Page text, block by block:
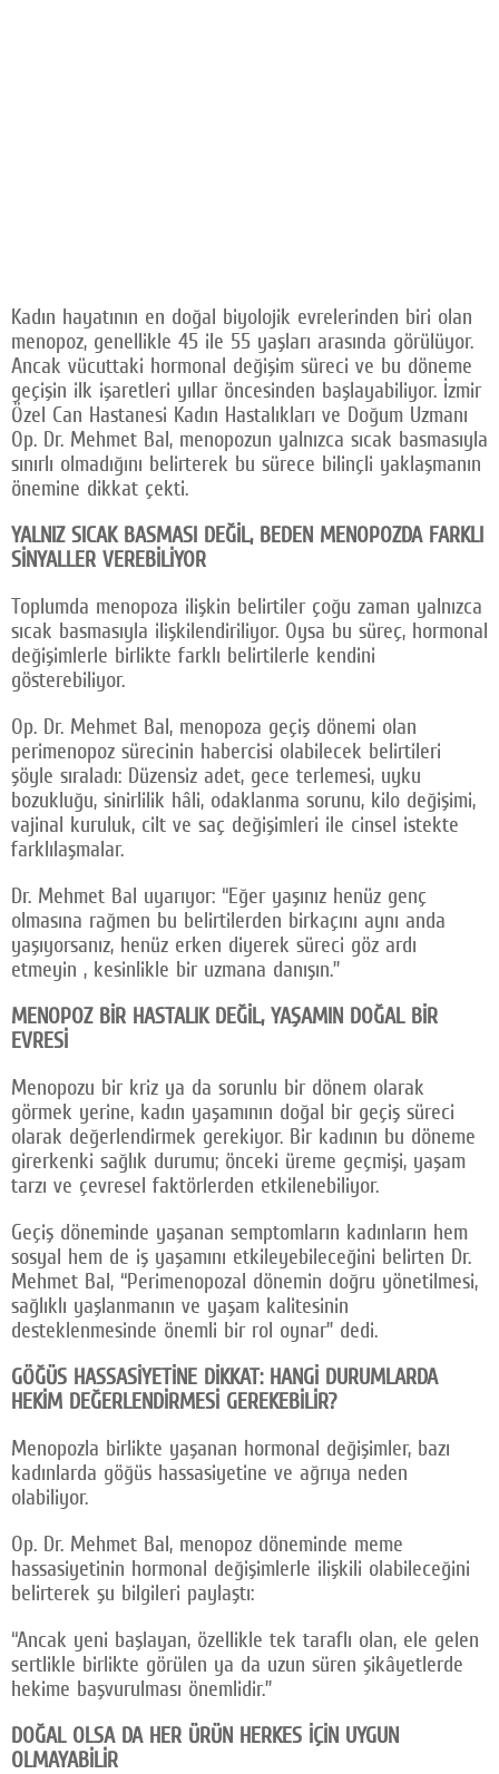
Kadın hayatının en doğal biyolojik evrelerinden biri olan
menopoz, genellikle 45 ile 55 yaşları arasında görülüyor.
Ancak vücuttaki hormonal değişim süreci ve bu döneme
geçişin ilk işaretleri yıllar öncesinden başlayabiliyor. İzmir
Özel Can Hastanesi Kadın Hastalıkları ve Doğum Uzmanı
Op. Dr. Mehmet Bal, menopozun yalnızca sıcak basmasıyla
sınırlı olmadığını belirterek bu sürece bilinçli yaklaşmanın
önemine dikkat çekti.
YALNIZ SICAK BASMASI DEĞİL, BEDEN MENOPOZDA FARKLI
SİNYALLER VEREBİLİYOR
Toplumda menopoza ilişkin belirtiler çoğu zaman yalnızca
sıcak basmasıyla ilişkilendiriliyor. Oysa bu süreç, hormonal
değişimlerle birlikte farklı belirtilerle kendini
gösterebiliyor.
Op. Dr. Mehmet Bal, menopoza geçiş dönemi olan
perimenopoz sürecinin habercisi olabilecek belirtileri
şöyle sıraladı: Düzensiz adet, gece terlemesi, uyku
bozukluğu, sinirlilik hâli, odaklanma sorunu, kilo değişimi,
vajinal kuruluk, cilt ve saç değişimleri ile cinsel istekte
farklılaşmalar.
Dr. Mehmet Bal uyarıyor: “Eğer yaşınız henüz genç
olmasına rağmen bu belirtilerden birkaçını aynı anda
yaşıyorsanız, henüz erken diyerek süreci göz ardı
etmeyin , kesinlikle bir uzmana danışın.”
MENOPOZ BİR HASTALIK DEĞİL, YAŞAMIN DOĞAL BİR
EVRESİ
Menopozu bir kriz ya da sorunlu bir dönem olarak
görmek yerine, kadın yaşamının doğal bir geçiş süreci
olarak değerlendirmek gerekiyor. Bir kadının bu döneme
girerkenki sağlık durumu; önceki üreme geçmişi, yaşam
tarzı ve çevresel faktörlerden etkilenebiliyor.
Geçiş döneminde yaşanan semptomların kadınların hem
sosyal hem de iş yaşamını etkileyebileceğini belirten Dr.
Mehmet Bal, “Perimenopozal dönemin doğru yönetilmesi,
sağlıklı yaşlanmanın ve yaşam kalitesinin
desteklenmesinde önemli bir rol oynar” dedi.
GÖĞÜS HASSASİYETİNE DİKKAT: HANGİ DURUMLARDA
HEKİM DEĞERLENDİRMESİ GEREKEBİLİR?
Menopozla birlikte yaşanan hormonal değişimler, bazı
kadınlarda göğüs hassasiyetine ve ağrıya neden
olabiliyor.
Op. Dr. Mehmet Bal, menopoz döneminde meme
hassasiyetinin hormonal değişimlerle ilişkili olabileceğini
belirterek şu bilgileri paylaştı:
“Ancak yeni başlayan, özellikle tek taraflı olan, ele gelen
sertlikle birlikte görülen ya da uzun süren şikâyetlerde
hekime başvurulması önemlidir.”
DOĞAL OLSA DA HER ÜRÜN HERKES İÇİN UYGUN
OLMAYABİLİR